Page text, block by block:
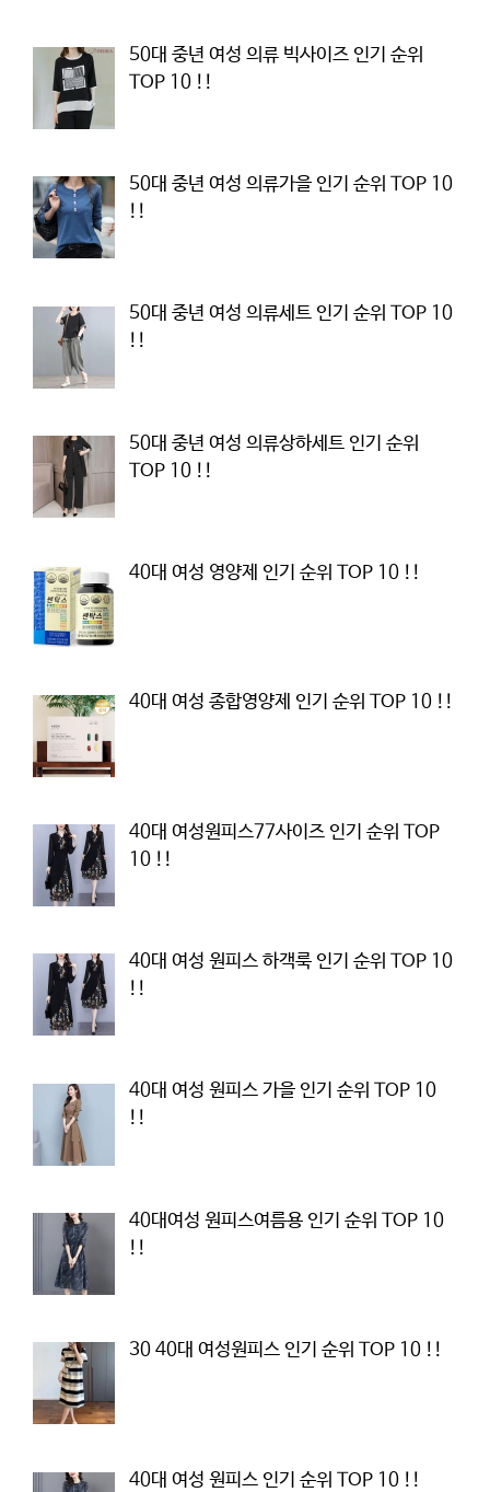
50대 중년 여성 의류 빅사이즈 인기 순위
TOP 10 !!
50대 중년 여성 의류가을 인기 순위 TOP 10
!!
50대 중년 여성 의류세트 인기 순위 TOP 10
!!
50대 중년 여성 의류상하세트 인기 순위
TOP 10 !!
40대 여성 영양제 인기 순위 TOP 10 !!
40대 여성 종합영양제 인기 순위 TOP 10 !!
40대 여성원피스77사이즈 인기 순위 TOP
10 !!
40대 여성 원피스 하객룩 인기 순위 TOP 10
!!
40대 여성 원피스 가을 인기 순위 TOP 10
!!
40대여성 원피스여름용 인기 순위 TOP 10
!!
30 40대 여성원피스 인기 순위 TOP 10 !!
40대 여성 원피스 인기 순위 TOP 10 !!